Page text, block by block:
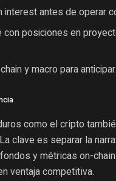
antes de operar
posiciones en
y macro para
como el cripto
clave es separar la
y métricas on-
ventaja competitiva.